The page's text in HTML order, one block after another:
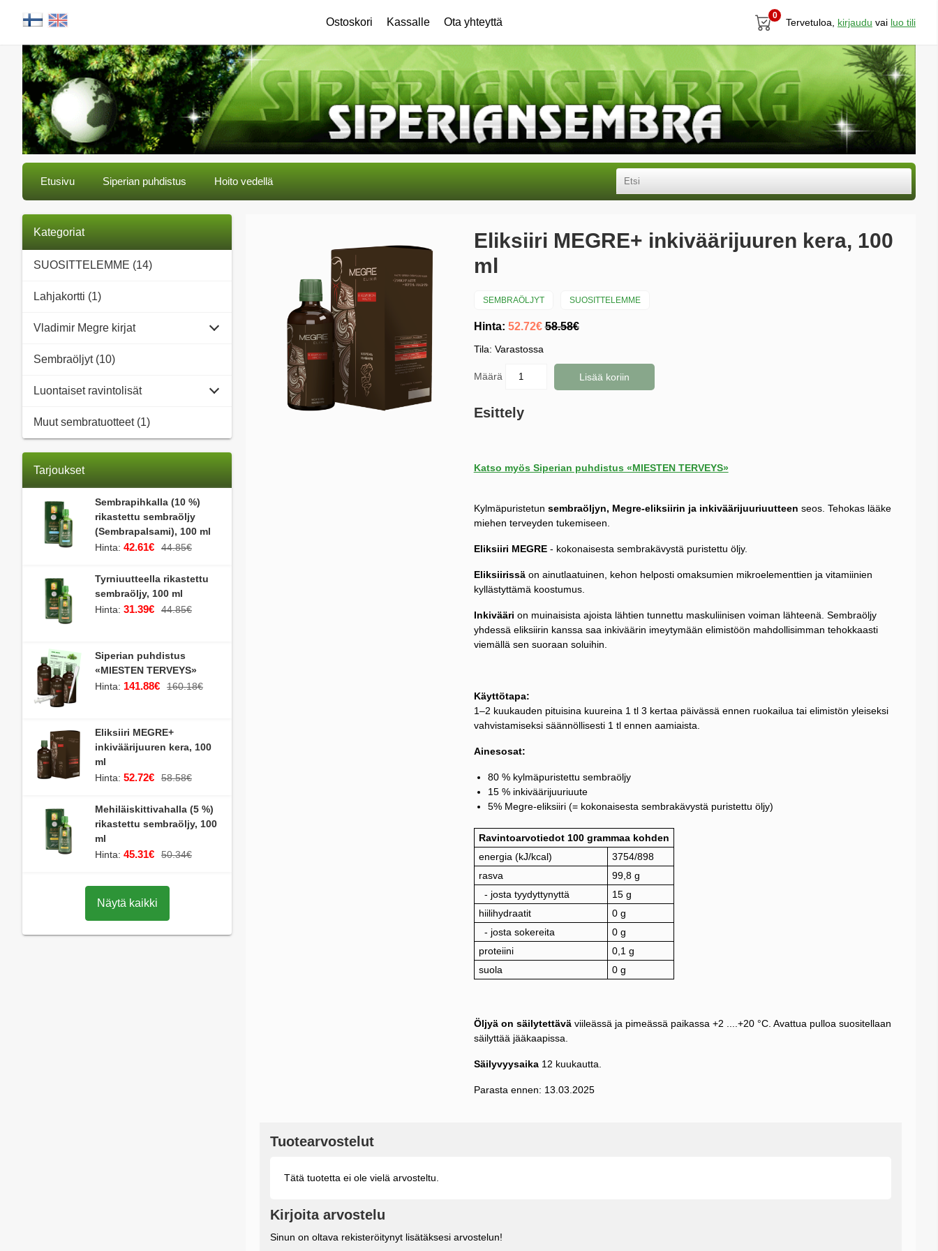
Ostoskori Kassalle Ota yhteyttä
0
Tervetuloa, kirjaudu vai luo tili
Etusivu Siperian puhdistus Hoito vedellä
Kategoriat
SUOSITTELEMME (14)
Lahjakortti (1)
Vladimir Megre kirjat
Sembraöljyt (10)
Luontaiset ravintolisät
Muut sembratuotteet (1)
Tarjoukset
Sembrapihkalla (10 %)
rikastettu sembraöljy
(Sembrapalsami), 100 ml
Hinta: 42.61€ 44.85€
Tyrniuutteella rikastettu
sembraöljy, 100 ml
Hinta: 31.39€ 44.85€
Siperian puhdistus
«MIESTEN TERVEYS»
Hinta: 141.88€ 160.18€
Eliksiiri MEGRE+
inkiväärijuuren kera, 100
ml
Hinta: 52.72€ 58.58€
Mehiläiskittivahalla (5 %)
rikastettu sembraöljy, 100
ml
Hinta: 45.31€ 50.34€
Näytä kaikki
Eliksiiri MEGRE+ inkiväärijuuren kera, 100
ml
SEMBRAÖLJYT SUOSITTELEMME
Hinta: 52.72€ 58.58€
Tila: Varastossa
Määrä Lisää koriin
Esittely
Katso myös Siperian puhdistus «MIESTEN TERVEYS»
Kylmäpuristetun sembraöljyn, Megre-eliksiirin ja inkiväärijuuriuutteen seos. Tehokas lääke
miehen terveyden tukemiseen.
Eliksiiri MEGRE- kokonaisesta sembrakävystä puristettu öljy.
Eliksiirissäon ainutlaatuinen, kehon helposti omaksumien mikroelementtien ja vitamiinien
kyllästyttämä koostumus.
Inkivääri on muinaisista ajoista lähtien tunnettu maskuliinisen voiman lähteenä. Sembraöljy
yhdessä eliksiirin kanssa saa inkiväärin imeytymään elimistöön mahdollisimman tehokkaasti
viemällä sen suoraan soluihin.
Käyttötapa:
1–2 kuukauden pituisina kuureina 1 tl 3 kertaa päivässä ennen ruokailua tai elimistön yleiseksi
vahvistamiseksi säännöllisesti 1 tl ennen aamiaista.
Ainesosat:
80 % kylmäpuristettu sembraöljy
15 % inkiväärijuuriuute
5% Megre-eliksiiri (= kokonaisesta sembrakävystä puristettu öljy)
Ravintoarvotiedot 100 grammaa kohden
energia (kJ/kcal)
3754/898
rasva
99,8 g
- josta tyydyttynyttä
15 g
hiilihydraatit
0 g
- josta sokereita
0 g
proteiini
0,1 g
suola
0 g
Öljyä on säilytettäväviileässä ja pimeässä paikassa +2 ....+20 °C. Avattua pulloa suositellaan
säilyttää jääkaapissa.
Säilyvyysaika12 kuukautta.
Parasta ennen: 13.03.2025
Tuotearvostelut
Tätä tuotetta ei ole vielä arvosteltu.
Kirjoita arvostelu
Sinun on oltava rekisteröitynyt lisätäksesi arvostelun!